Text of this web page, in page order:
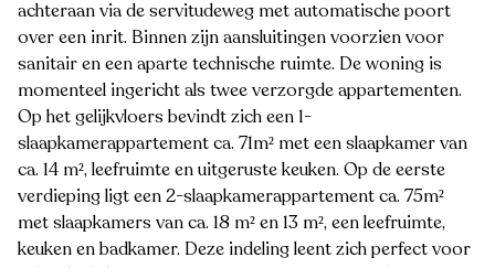
achteraan via de servitudeweg met automatische poort
over een inrit. Binnen zijn aansluitingen voorzien voor
sanitair en een aparte technische ruimte. De woning is
momenteel ingericht als twee verzorgde appartementen.
Op het gelijkvloers bevindt zich een 1-
slaapkamerappartement ca. 71m² met een slaapkamer van
ca. 14 m², leefruimte en uitgeruste keuken. Op de eerste
verdieping ligt een 2-slaapkamerappartement ca. 75m²
met slaapkamers van ca. 18 m² en 13 m², een leefruimte,
keuken en badkamer. Deze indeling leent zich perfect voor